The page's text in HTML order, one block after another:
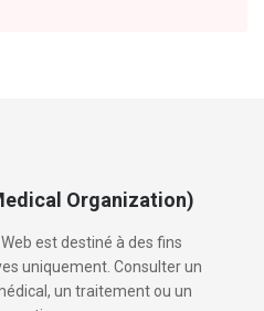
Organization)
est destiné à des fins
uniquement. Consulter un
un traitement ou un